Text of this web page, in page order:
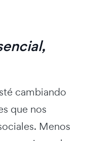
cambiando
que nos
Menos